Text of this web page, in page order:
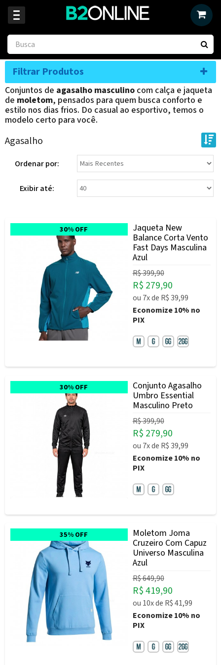
Filtrar Produtos
Conjuntos de agasalho masculino com calça e jaqueta
de moletom, pensados para quem busca conforto e
estilo nos dias frios. Do casual ao esportivo, temos o
modelo certo para você.
Agasalho
Ordenar por:
Exibir até:
30% OFF
Jaqueta New
Balance Corta Vento
Fast Days Masculina
Azul
R$ 399,90
R$ 279,90
ou 7xde R$ 39,99
Economize10% no
PIX
30% OFF
Conjunto Agasalho
Umbro Essential
Masculino Preto
R$ 399,90
R$ 279,90
ou 7xde R$ 39,99
Economize10% no
PIX
35% OFF
Moletom Joma
Cruzeiro Com Capuz
Universo Masculina
Azul
R$ 649,90
R$ 419,90
ou 10xde R$ 41,99
Economize10% no
PIX